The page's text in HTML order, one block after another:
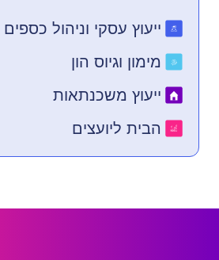
ייעוץ עסקי וניהול כספים
מימון וגיוס הון
ייעוץ משכנתאות
הבית ליועצים